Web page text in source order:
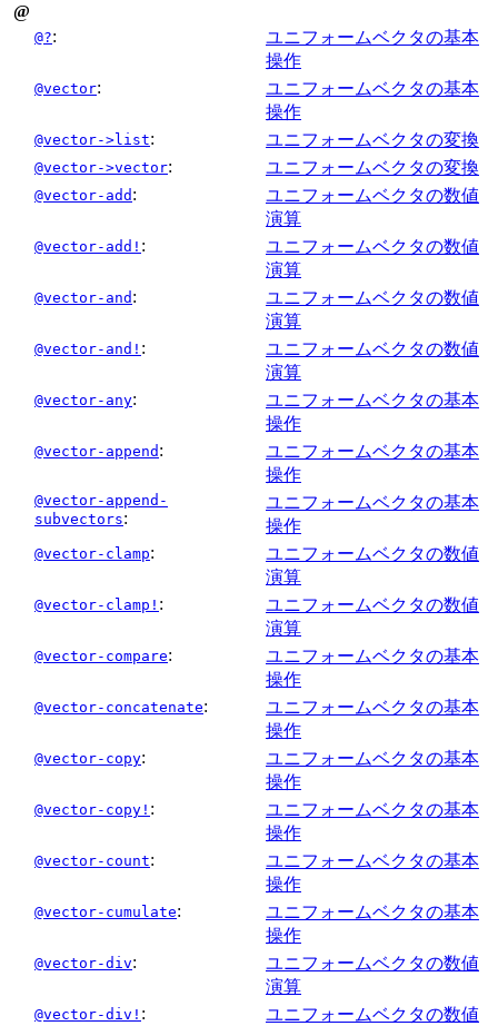
@
@?:
ユニフォームベクタの基本
操作
@vector:
ユニフォームベクタの基本
操作
@vector->list: ユニフォームベクタの変換
@vector->vector: ユニフォームベクタの変換
@vector-add :
ユニフォームベクタの数値
演算
@vector-add! :
ユニフォームベクタの数値
演算
@vector-and :
ユニフォームベクタの数値
演算
@vector-and! :
ユニフォームベクタの数値
演算
@vector-any:
ユニフォームベクタの基本
操作
@vector-append :
ユニフォームベクタの基本
操作
@vector-append-
subvectors:
ユニフォームベクタの基本
操作
@vector-clamp:
ユニフォームベクタの数値
演算
@vector-clamp! :
ユニフォームベクタの数値
演算
@vector-compare:
ユニフォームベクタの基本
操作
@vector-concatenate:
ユニフォームベクタの基本
操作
@vector-copy:
ユニフォームベクタの基本
操作
@vector-copy! :
ユニフォームベクタの基本
操作
@vector-count:
ユニフォームベクタの基本
操作
@vector-cumulate:
ユニフォームベクタの基本
操作
@vector-div:
ユニフォームベクタの数値
演算
@vector-div! :
ユニフォームベクタの数値